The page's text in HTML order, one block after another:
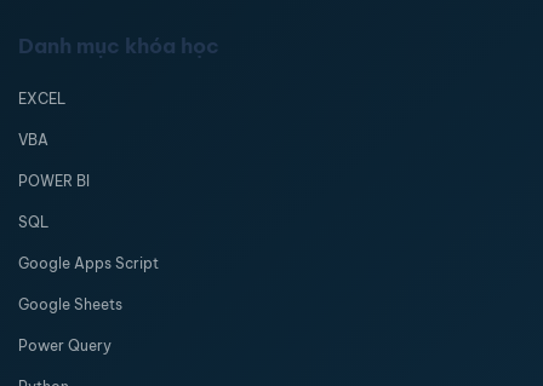
Danh mục khóa học
EXCEL
VBA
POWER BI
SQL
Google Apps Script
Google Sheets
Power Query